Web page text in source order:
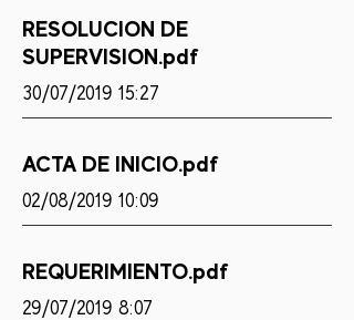
RESOLUCION DE
SUPERVISION.pdf
30/07/2019 15:27
ACTA DE INICIO.pdf
02/08/2019 10:09
REQUERIMIENTO.pdf
29/07/2019 8:07